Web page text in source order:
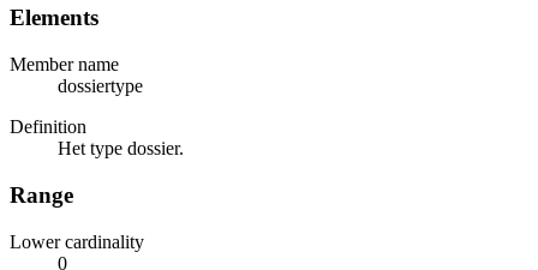
Elements
Member name
dossiertype
Definition
Het type dossier.
Range
Lower cardinality
0